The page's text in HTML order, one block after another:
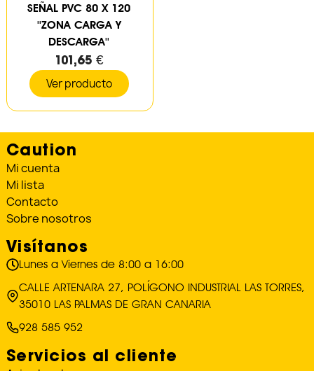
SEÑAL PVC 80 X 120
''ZONA CARGA Y
DESCARGA''
101,65 €
Ver producto
Caution
Mi cuenta
Mi lista
Contacto
Sobre nosotros
Visítanos
Lunes a Viernes de 8:00 a 16:00
CALLE ARTENARA 27, POLÍGONO INDUSTRIAL LAS TORRES,
35010 LAS PALMAS DE GRAN CANARIA
928 585 952
Servicios al cliente